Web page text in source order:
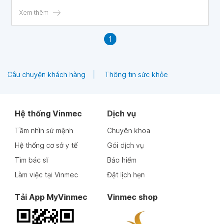
Xem thêm
1
Câu chuyện khách hàng Thông tin sức khỏe
Hệ thống Vinmec
Tầm nhìn sứ mệnh
Hệ thống cơ sở y tế
Tìm bác sĩ
Làm việc tại Vinmec
Dịch vụ
Chuyên khoa
Gói dịch vụ
Bảo hiểm
Đặt lịch hẹn
Tải App MyVinmec Vinmec shop